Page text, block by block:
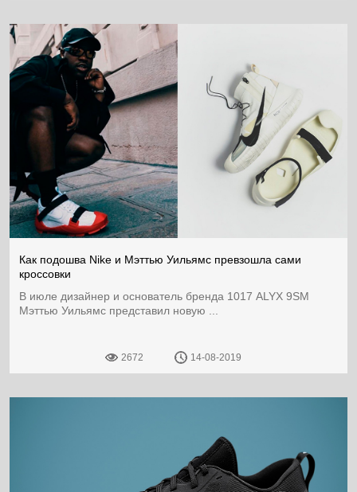
Как подошва Nike и Мэттью Уильямс превзошла сами
кроссовки
В июле дизайнер и основатель бренда 1017 ALYX 9SM
Мэттью Уильямс представил новую ...
2672 14-08-2019